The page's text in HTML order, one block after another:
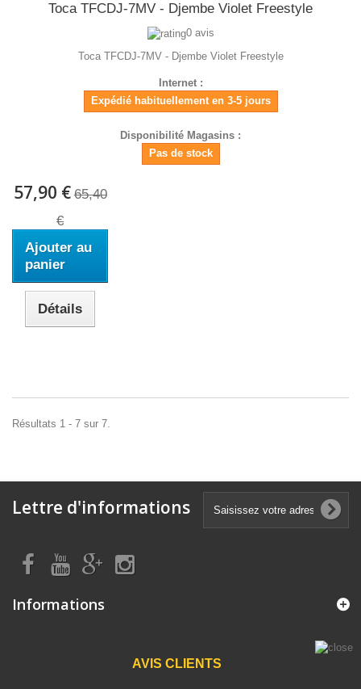
Toca TFCDJ-7MV - Djembe Violet Freestyle
0 avis
Toca TFCDJ-7MV - Djembe Violet Freestyle
Internet :
Expédié habituellement en 3-5 jours
Disponibilité Magasins :
Pas de stock
57,90 € 65,40
€
Ajouter au
panier
Détails
Résultats 1 - 7 sur 7.
Lettre d'informations
Informations
AVIS CLIENTS